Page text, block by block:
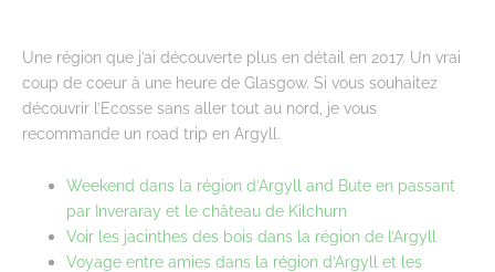
Une région que j’ai découverte plus en détail en 2017. Un vrai
coup de coeur à une heure de Glasgow. Si vous souhaitez
découvrir l’Ecosse sans aller tout au nord, je vous
recommande un road trip en Argyll.
Weekend dans la région d’Argyll and Bute en passant
par Inveraray et le château de Kilchurn
Voir les jacinthes des bois dans la région de l’Argyll
Voyage entre amies dans la région d’Argyll et les